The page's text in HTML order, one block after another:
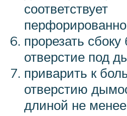
соответствует
прорезать
отверстие под
приварить к
отверстию
длиной не